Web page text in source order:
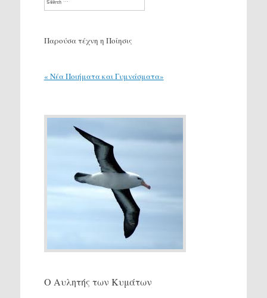
Παρούσα τέχνη η Ποίησις
« Νέα Ποιήματα και Γυμνάσματα»
Ο Αυλητής των Κυμάτων